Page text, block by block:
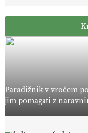
Paradižnik v vročem
jim pomagati z